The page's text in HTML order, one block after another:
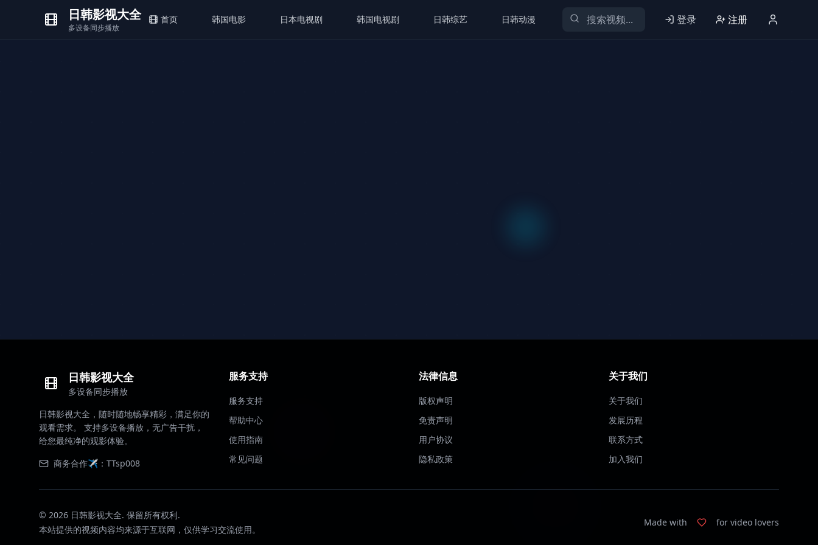
日韩影视大全
多设备同步播放
首页 韩国电影 日本电视剧 韩国电视剧 日韩综艺 日韩动漫 登录 注册
日韩影视大全
多设备同步播放
日韩影视大全，随时随地畅享精彩，满足你的
观看需求。 支持多设备播放，无广告干扰，
给您最纯净的观影体验。
商务合作✈️：TTsp008
服务支持
服务支持
帮助中心
使用指南
常见问题
法律信息
版权声明
免责声明
用户协议
隐私政策
关于我们
关于我们
发展历程
联系方式
加入我们
© 2026 日韩影视大全. 保留所有权利.
本站提供的视频内容均来源于互联网，仅供学习交流使用。
Made with for video lovers